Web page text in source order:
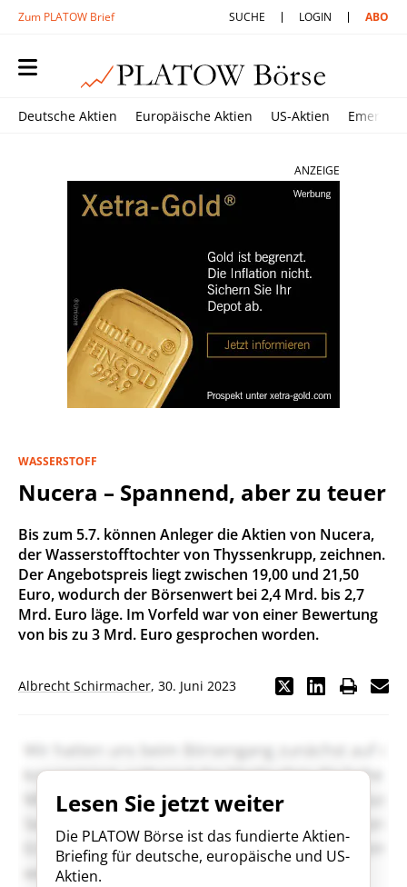
Zum PLATOW Brief SUCHE LOGIN ABO
Deutsche Aktien Europäische Aktien US-Aktien
ANZEIGE
WASSERSTOFF
Nucera – Spannend, aber zu teuer
Bis zum 5.7. können Anleger die Aktien von Nucera,
der Wasserstofftochter von Thyssenkrupp, zeichnen.
Der Angebotspreis liegt zwischen 19,00 und 21,50
Euro, wodurch der Börsenwert bei 2,4 Mrd. bis 2,7
Mrd. Euro läge. Im Vorfeld war von einer Bewertung
von bis zu 3 Mrd. Euro gesprochen worden.
Albrecht Schirmacher, 30. Juni 2023
Lesen Sie jetzt weiter
Die PLATOW Börse ist das fundierte Aktien-
Briefing für deutsche, europäische und US-
Aktien.